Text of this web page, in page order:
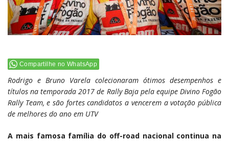
Compartilhe no WhatsApp
Rodrigo e Bruno Varela colecionaram ótimos desempenhos e
títulos na temporada 2017 de Rally Baja pela equipe Divino Fogão
Rally Team, e são fortes candidatos a vencerem a votação pública
de melhores do ano em UTV
A mais famosa família do off-road nacional continua na